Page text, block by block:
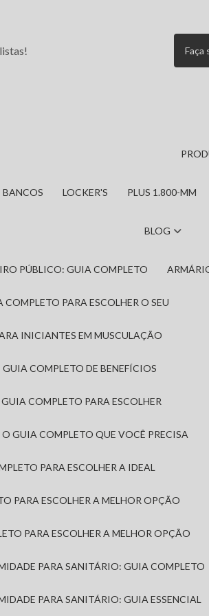
Faça
BANCOS LOCKER'S PLUS 1.800-MM
BLOG
PÚBLICO: GUIA COMPLETO
PARA ESCOLHER O SEU
INICIANTES EM MUSCULAÇÃO
COMPLETO DE BENEFÍCIOS
COMPLETO PARA ESCOLHER
GUIA COMPLETO QUE VOCÊ PRECISA
PARA ESCOLHER A IDEAL
PARA ESCOLHER A MELHOR OPÇÃO
PARA ESCOLHER A MELHOR OPÇÃO
PARA SANITÁRIO: GUIA COMPLETO
PARA SANITÁRIO: GUIA ESSENCIAL